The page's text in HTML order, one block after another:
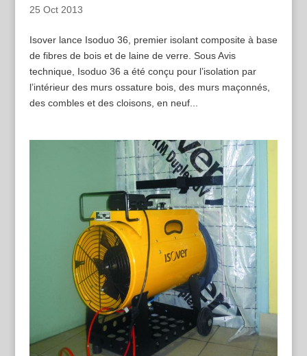
25 Oct 2013
Isover lance Isoduo 36, premier isolant composite à base
de fibres de bois et de laine de verre. Sous Avis
technique, Isoduo 36 a été conçu pour l’isolation par
l’intérieur des murs ossature bois, des murs maçonnés,
des combles et des cloisons, en neuf...